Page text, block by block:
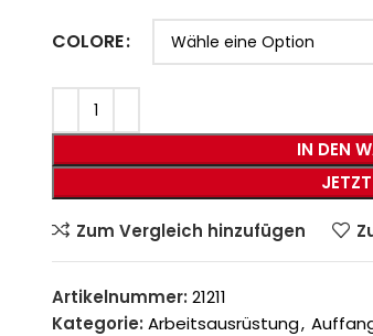
COLORE
IN DEN
Zum Vergleich hinzufügen
Artikelnummer: 21211
Kategorie: Arbeitsausrüstung,